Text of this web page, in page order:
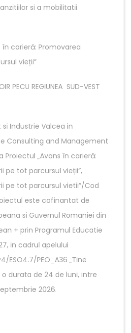
si a mobilitatii
în carieră: Promovarea
vieții”
PECU REGIUNEA SUD-VEST
Industrie Valcea in
Consulting and Management
Proiectul „Avans în carieră:
pe tot parcursul vieții”,
pe tot parcursul vietii”/Cod
este cofinantat de
si Guvernul Romaniei din
+ prin Programul Educatie
in cadrul apelului
ESO4.7/PEO_A36 „Tine
o durata de 24 de luni, intre
2026.